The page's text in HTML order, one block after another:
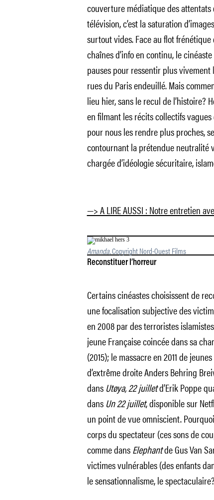
couverture médiatique des attentats
télévision, c’est la saturation
surtout vides. Face au flot
chaînes d’info en continu, le
pauses pour ressentir plus vivement
rues du Paris endeuillé. Mais
lieu hier, sans le recul de l’histoire?
en filmant les récits collectifs vagues
pour nous les rendre plus proches,
contournant la prétendue neutralité
chargée d’idéologie sécuritaire,
—> A LIRE AUSSI : Notre entretien
Amanda, Copyright Nord-Ouest Films
Reconstituer l’horreur
Certains cinéastes choisissent de
une focalisation subjective des
en 2008 par des terroristes
jeune Française coincée dans sa
(2015); le massacre en 2011 de
d’extrême droite Anders Behring
dans Utøya, 22 juilletd’Erik Poppe
dans Un 22 juillet, disponible sur
un point de vue omniscient.
corps du spectateur (ces sons de
comme dansElephantde Gus Van
victimes vulnérables (des enfants
le sensationnalisme, le spectaculaire?